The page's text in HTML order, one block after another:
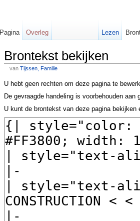
Brontekst bekijken
van Tijssen, Familie
U hebt geen rechten om deze pagina te
De gevraagde handeling is voorbehouden
U kunt de brontekst van deze pagina bekijken
Pagina Overleg Lezen